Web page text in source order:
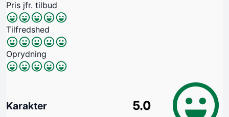
Pris jfr. tilbud
Tilfredshed
Oprydning
Karakter 5.0